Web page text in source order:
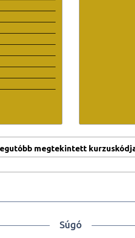
megtekintett
Súgó